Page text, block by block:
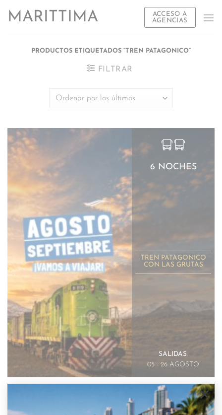
×
MARITTIMA
ACCESO A
AGENCIAS
PRODUCTOS ETIQUETADOS “TREN PATAGONICO”
FILTRAR
6 NOCHES
TREN PATAGONICO
CON LAS GRUTAS
SALIDAS.
05 - 26 AGOSTO